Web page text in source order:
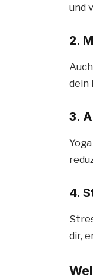
und
2.
dein
3.
4.
dir,